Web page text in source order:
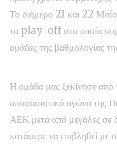
Το διήμερο 21 και 22
τα play-off στα οποία
ομάδες της βαθμολογίας
Η ομάδα μας ξεκίνησε
αποφασιστικό αγώνα της
ΑΕΚ μετά από μεγάλες σε
κατάφερε να επιβληθεί με